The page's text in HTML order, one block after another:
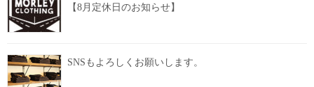
【8月定休日のお知らせ】
SNSもよろしくお願いします。